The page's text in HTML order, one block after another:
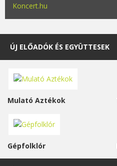
Koncert.hu
ÚJ ELŐADÓK ÉS EGYÜTTESEK
Mulató Aztékok
Gépfolklór